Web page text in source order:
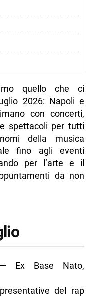
weekend
quello che ci
2026: Napoli e
con concerti,
spettacoli per tutti
della musica
fino agli eventi
per l’arte e il
da non
Ex Base Nato,
del rap